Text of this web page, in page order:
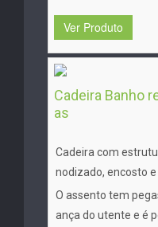
Ver Produto
Cadeira Banho
as
Cadeira com
nodizado, encosto
O assento tem
ança do utente e é